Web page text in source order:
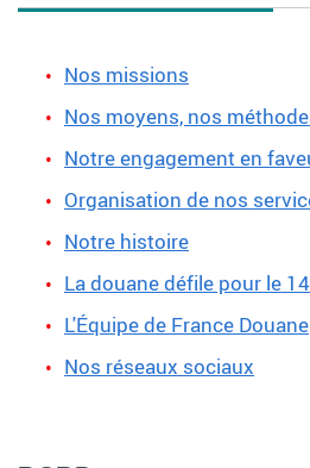
Nos missions
Nos moyens, nos
Notre engagement en
Organisation de nos
Notre histoire
La douane défile pour le
L'Équipe de France Douane
Nos réseaux sociaux